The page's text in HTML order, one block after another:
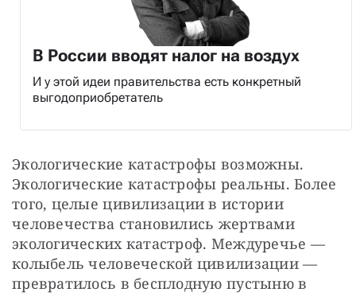
В России вводят налог на воздух
И у этой идеи правительства есть конкретный
выгодоприобретатель
Экологические катастрофы возможны.
Экологические катастрофы реальны. Более
того, целые цивилизации в истории
человечества становились жертвами
экологических катастроф. Междуречье —
колыбель человеческой цивилизации —
превратилось в бесплодную пустыню в